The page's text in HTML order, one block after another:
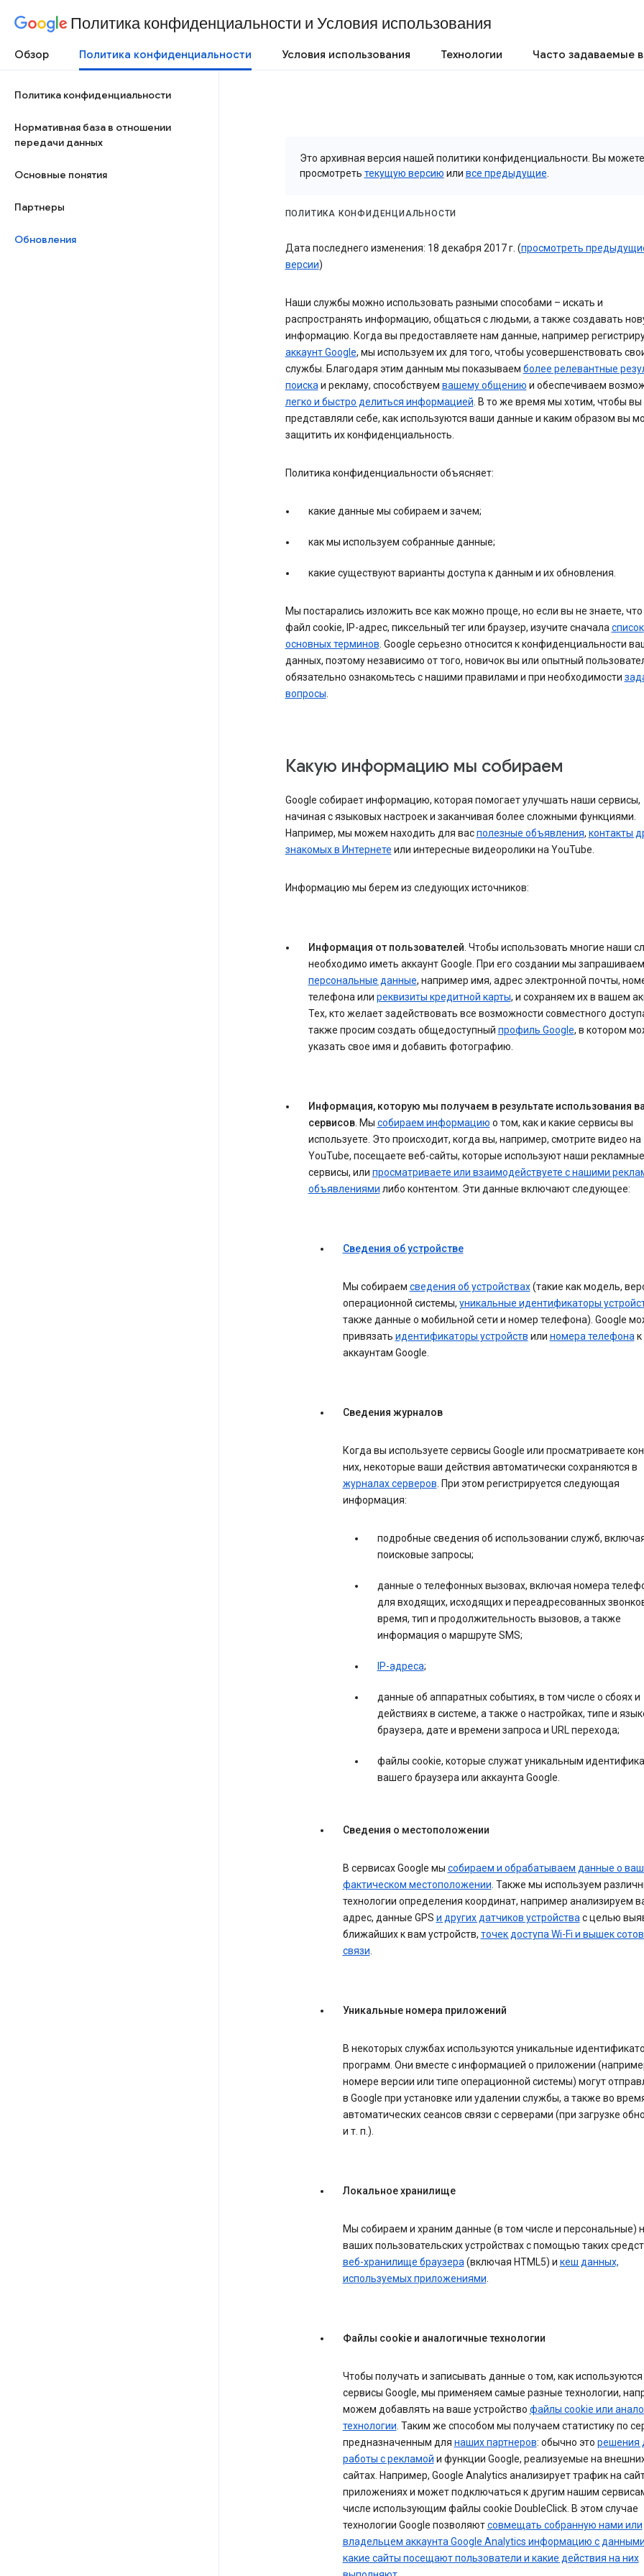
Политика конфиденциальности и Условия использования
Обзор Политика конфиденциальности Условия использования Технологии Часто задаваемые
Политика конфиденциальности
Нормативная база в отношении
передачи данных
Основные понятия
Партнеры
Обновления
Это архивная версия нашей политики конфиденциальности. Вы можете
просмотреть текущую версию или все предыдущие
ПОЛИТИКА КОНФИДЕНЦИАЛЬНОСТИ
Дата последнего изменения: 18 декабря 2017 г. (просмотреть
версии)
Наши службы можно использовать разными способами – искать и
распространять информацию, общаться с людьми, а также создавать
информацию. Когда вы предоставляете нам данные, например
аккаунт Google, мы используем их для того, чтобы усовершенствовать
службы. Благодаря этим данным мы показываем более релевантные
поискаи рекламу, способствуем вашему общению и обеспечиваем
легко и быстро делиться информацией. В то же время мы хотим, чтобы вы
представляли себе, как используются ваши данные и каким образом вы
защитить их конфиденциальность.
Политика конфиденциальности объясняет:
какие данные мы собираем и зачем;
как мы используем собранные данные;
какие существуют варианты доступа к данным и их обновления.
Мы постарались изложить все как можно проще, но если вы не знаете, что
файл cookie, IP-адрес, пиксельный тег или браузер, изучите сначаласписок
основных терминов. Google серьезно относится к конфиденциальности
данных, поэтому независимо от того, новичок вы или опытный
обязательно ознакомьтесь с нашими правилами и при необходимости
вопросы.
Какую информацию мы собираем
Google собирает информацию, которая помогает улучшать наши сервисы,
начиная с языковых настроек и заканчивая более сложными функциями.
Например, мы можем находить для васполезные объявления, контакты
знакомых в Интернете или интересные видеоролики на YouTube.
Информацию мы берем из следующих источников:
Информация от пользователей. Чтобы использовать многие наши
необходимо иметь аккаунт Google. При его создании мы
персональные данные, например имя, адрес электронной почты,
телефона или реквизиты кредитной карты, и сохраняем их в вашем
Тех, кто желает задействовать все возможности совместного
также просим создать общедоступный профиль Google, в котором
указать свое имя и добавить фотографию.
Информация, которую мы получаем в результате использования
сервисов. Мы собираем информацию о том, как и какие сервисы вы
используете. Это происходит, когда вы, например, смотрите видео на
YouTube, посещаете веб-сайты, которые используют наши рекламные
сервисы, или просматриваете или взаимодействуете с нашими
объявлениями либо контентом. Эти данные включают следующее:
Сведения об устройстве
Мы собираем сведения об устройствах(такие как модель,
операционной системы, уникальные идентификаторы
также данные о мобильной сети и номер телефона). Google
привязать идентификаторы устройств или номера телефонак
аккаунтам Google.
Сведения журналов
Когда вы используете сервисы Google или просматриваете
них, некоторые ваши действия автоматически сохраняются в
журналах серверов. При этом регистрируется следующая
информация:
подробные сведения об использовании служб,
поисковые запросы;
данные о телефонных вызовах, включая номера
для входящих, исходящих и переадресованных
время, тип и продолжительность вызовов, а также
информация о маршруте SMS;
IP-адреса;
данные об аппаратных событиях, в том числе о сбоях и
действиях в системе, а также о настройках, типе и
браузера, дате и времени запроса и URL перехода;
файлы cookie, которые служат уникальным
вашего браузера или аккаунта Google.
Сведения о местоположении
В сервисах Google мы собираем и обрабатываем данные о
фактическом местоположении. Также мы используем
технологии определения координат, например анализируем
адрес, данные GPS и других датчиков устройствас целью
ближайших к вам устройств, точек доступа Wi-Fi и вышек
связи.
Уникальные номера приложений
В некоторых службах используются уникальные
программ. Они вместе с информацией о приложении
номере версии или типе операционной системы) могут
в Google при установке или удалении службы, а также во
автоматических сеансов связи с серверами (при загрузке
и т. п.).
Локальное хранилище
Мы собираем и храним данные (в том числе и персональные)
ваших пользовательских устройствах с помощью таких
веб-хранилище браузера(включая HTML5) и кеш данных,
используемых приложениями.
Файлы cookie и аналогичные технологии
Чтобы получать и записывать данные о том, как используются
сервисы Google, мы применяем самые разные технологии,
можем добавлять на ваше устройство файлы cookie или
технологии. Таким же способом мы получаем статистику по
предназначенным для наших партнеров: обычно это решения
работы с рекламой и функции Google, реализуемые на
сайтах. Например, Google Analytics анализирует трафик на
приложениях и может подключаться к другим нашим
числе использующим файлы cookie DoubleClick. В этом случае
технологии Google позволяютсовмещать собранную нами или
владельцем аккаунта Google Analytics информацию с
какие сайты посещают пользователи и какие действия на них